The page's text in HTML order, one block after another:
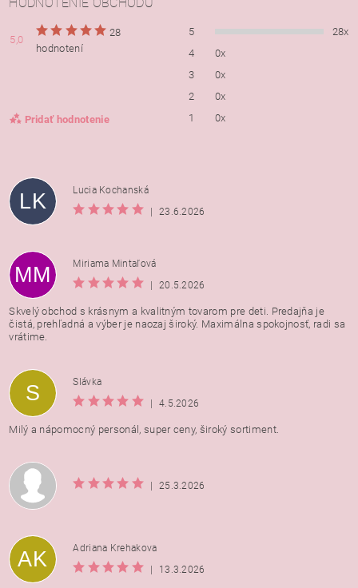
5,0
28
hodnotení
Pridať hodnotenie
5
28x
4
0x
3
0x
2
0x
1
0x
Vložením hodnotenie súhlasíte s
osobných údajov
LK
Lucia Kochanská
|
23.6.2026
MM
Miriama Mintaľová
|
20.5.2026
Skvelý obchod s krásnym a kvalitným tovarom pre deti. Predajňa je
čistá, prehľadná a výber je naozaj široký. Maximálna spokojnosť, radi sa
vrátime.
S
Slávka
|
4.5.2026
Milý a nápomocný personál, super ceny, široký sortiment.
| 25.3.2026
AK
Adriana Krehakova
|
13.3.2026